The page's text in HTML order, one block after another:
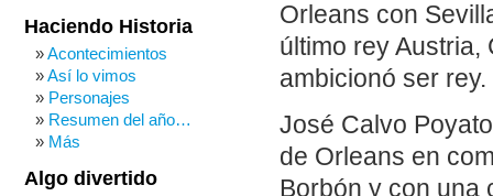
Orleans con
último rey Austria,
ambicionó ser rey.
José Calvo
de Orleans en
Borbón y con una
Haciendo Historia
Acontecimientos
Así lo vimos
Personajes
Resumen del año…
Más
Algo divertido